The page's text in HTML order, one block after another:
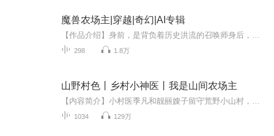
魔兽农场主|穿越|奇幻|AI专辑
298 1.8万
山野村色丨乡村小神医丨我是山间农场主
1034 129万